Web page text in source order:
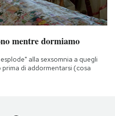
mentre dormiamo
alla sexsomnia a quegli
di addormentarsi (cosa